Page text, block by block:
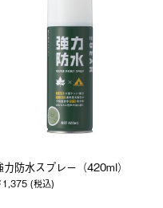
力防水スプレー（420ml）
1,375 (税込)